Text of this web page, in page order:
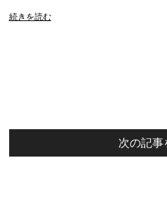
続きを読む
次の記事